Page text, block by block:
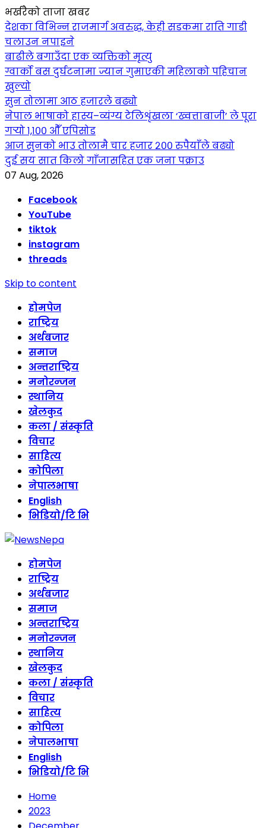
भर्खरैको ताजा खबर
देशका विभिन्न राजमार्ग अवरुद्ध, केही सडकमा राति गाडी
चलाउन नपाइने
बाढीले बगाउँदा एक व्यक्तिको मृत्यु
ग्वार्को बस दुर्घटनामा ज्यान गुमाएकी महिलाको पहिचान
खुल्यो
सुन तोलामा आठ हजारले बढ्यो
नेपाल भाषाको हास्य–व्यंग्य टेलिशृंखला ‘ख्वत्ताबाजी’ ले पूरा
गर्‍यो १,१०० औँ एपिसोड
आज सुनको भाउ तोलामै चार हजार २०० रुपैयाँले बढ्यो
दुई सय सात किलो गाँजासहित एक जना पक्राउ
07 Aug, 2026
Facebook
YouTube
tiktok
instagram
threads
Skip to content
होमपेज
राष्ट्रिय
अर्थबजार
समाज
अन्तराष्ट्रिय
मनोरन्जन
स्थानिय
खेलकुद
कला / संस्कृति
विचार
साहित्य
कोपिला
नेपालभाषा
English
भिडियो/टि भि
होमपेज
राष्ट्रिय
अर्थबजार
समाज
अन्तराष्ट्रिय
मनोरन्जन
स्थानिय
खेलकुद
कला / संस्कृति
विचार
साहित्य
कोपिला
नेपालभाषा
English
भिडियो/टि भि
Home
2023